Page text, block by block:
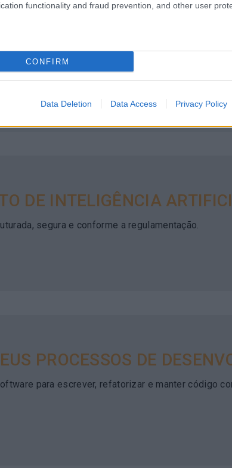
functionality and fraud prevention, and other user
CONFIRM
Data Deletion Data Access Privacy Policy
E DOMINAR OS RISCOS
garantindo sistemas de IA mais seguros,
DE INTELIGÊNCIA
segura e conforme a regulamentação.
PROCESSOS DE
para escrever, refatorizar e manter código